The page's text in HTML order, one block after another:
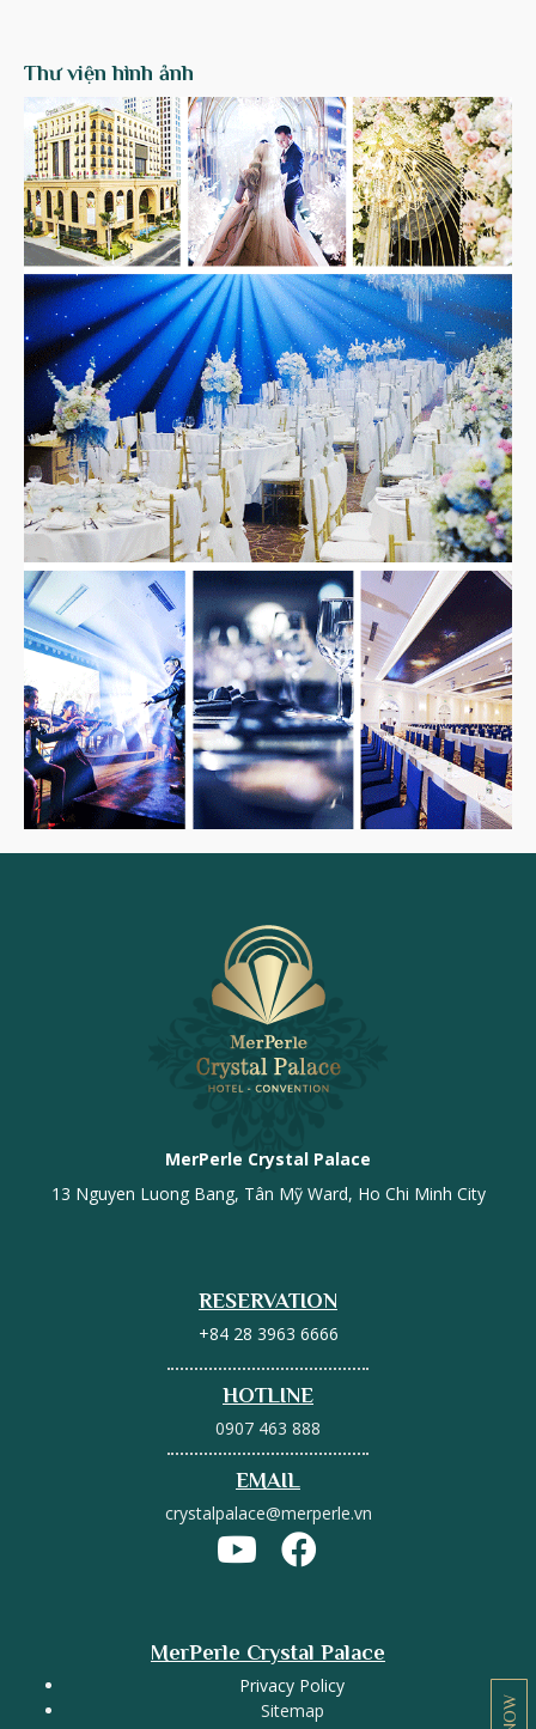
Thư viện hình ảnh
MerPerle Crystal Palace
13 Nguyen Luong Bang, Tân Mỹ Ward, Ho Chi Minh City
RESERVATION
+84 28 3963 6666
HOTLINE
0907 463 888
EMAIL
crystalpalace@merperle.vn
MerPerle Crystal Palace
Privacy Policy
Sitemap